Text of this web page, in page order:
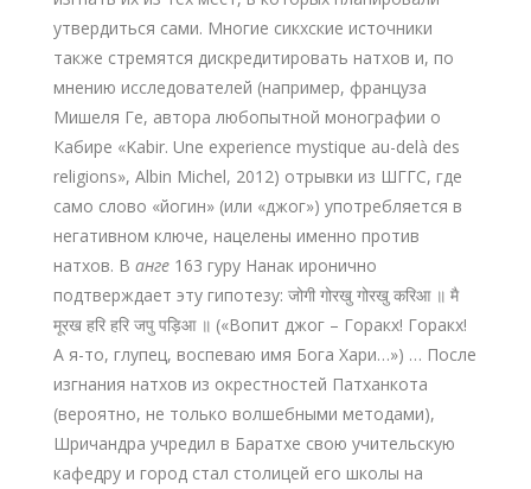
утвердиться сами. Многие сикхские источники
также стремятся дискредитировать натхов и, по
мнению исследователей (например, француза
Мишеля Ге, автора любопытной монографии о
Кабире «Kabir. Une experience mystique au-delà des
religions», Albin Michel, 2012) отрывки из ШГГС, где
само слово «йогин» (или «джог») употребляется в
негативном ключе, нацелены именно против
натхов. В анге163 гуру Нанак иронично
подтверждает эту гипотезу: जोगी गोरखु गोरखु करिआ ॥ मै
मूरख हरि हरि जपु पड़िआ ॥ («Вопит джог – Горакх! Горакх!
А я-то, глупец, воспеваю имя Бога Хари…») … После
изгнания натхов из окрестностей Патханкота
(вероятно, не только волшебными методами),
Шричандра учредил в Баратхе свою учительскую
кафедру и город стал столицей его школы на